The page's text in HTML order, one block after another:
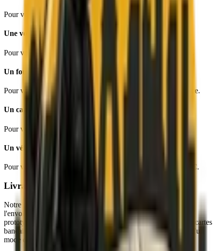
Pour vos chargements de moins de 10 kilos en banlieue.
Une voiture
Pour vos chargement de moins de 300 kilos partout en France.
Un fourgon
Pour vos chargement de moins de 1 000 kilos partout en France.
Un camion
Pour vos chargement de moins de 5 tonnes partout en France.
Un véhicule sous température dirigée
Pour vos chargements devant être conservés entre -28 et +28°C.
Livraison sécurisée avec un coursier privé
Notre prestation de coursier privé est souvent privilégiée pour
l'envoi de biens précieux ou confidentiels, par exemple des
prototypes, des bijoux, des moyens de paiement (chéquiers ou cartes
bancaires) ou encore des œuvres d'art. Et pour cause, il s'agit d'un
mode de livraison
particulièrement sûr.